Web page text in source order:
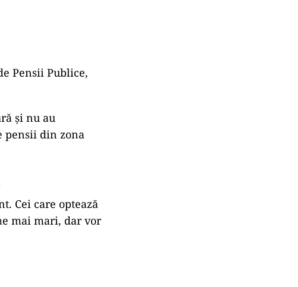
Pensii Publice,
și nu au
pensii din zona
Cei care optează
mai mari, dar vor